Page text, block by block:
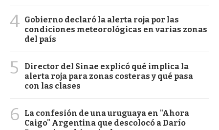
4 Gobierno declaró la alerta roja por las
condiciones meteorológicas en varias zonas
del país
5
Director del Sinae explicó qué implica la
alerta roja para zonas costeras y qué pasa
con las clases
6
La confesión de una uruguaya en "Ahora
Caigo" Argentina que descolocó a Darío